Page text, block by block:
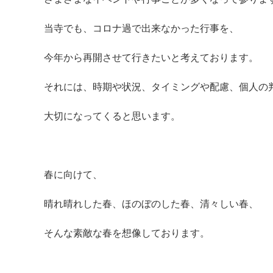
当寺でも、コロナ過で出来なかった行事を、
今年から再開させて行きたいと考えております。
それには、時期や状況、タイミングや配慮、個人の
大切になってくると思います。
春に向けて、
晴れ晴れした春、ほのぼのした春、清々しい春、
そんな素敵な春を想像しております。